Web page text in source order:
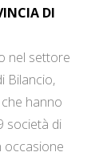
DI
nel settore
Bilancio,
hanno
società di
occasione